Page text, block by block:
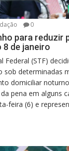
0
para reduzir
8 de janeiro
Federal (STF)
sob determinadas
domiciliar
pena em alguns
feira (6) e